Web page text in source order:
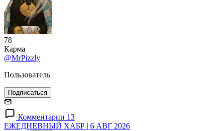
78
Карма
@MrPizzly
Пользователь
Подписаться
Комментарии 13
ЕЖЕДНЕВНЫЙ ХАБР | 6 АВГ 2026